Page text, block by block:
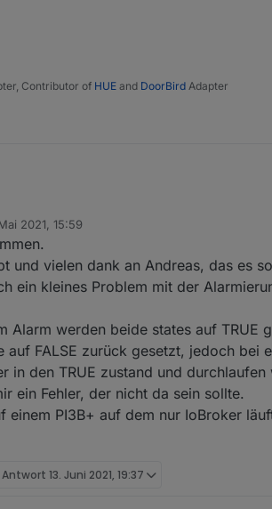
Contributor of HUE and DoorBird Adapter
2021, 15:59
und vielen dank an Andreas, das es
ein kleines Problem mit der
Alarm werden beide states auf
FALSE zurück gesetzt, jedoch bei
in den TRUE zustand und
ein Fehler, der nicht da sein sollte.
einem PI3B+ auf dem nur IoBroker
13. Juni 2021, 19:37